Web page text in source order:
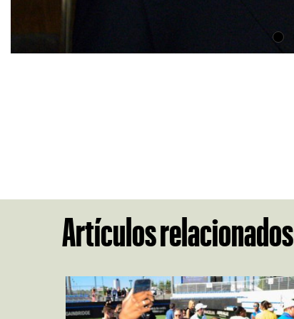
Artículos relacionados